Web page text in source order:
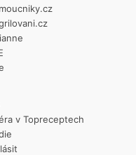
v Topreceptech